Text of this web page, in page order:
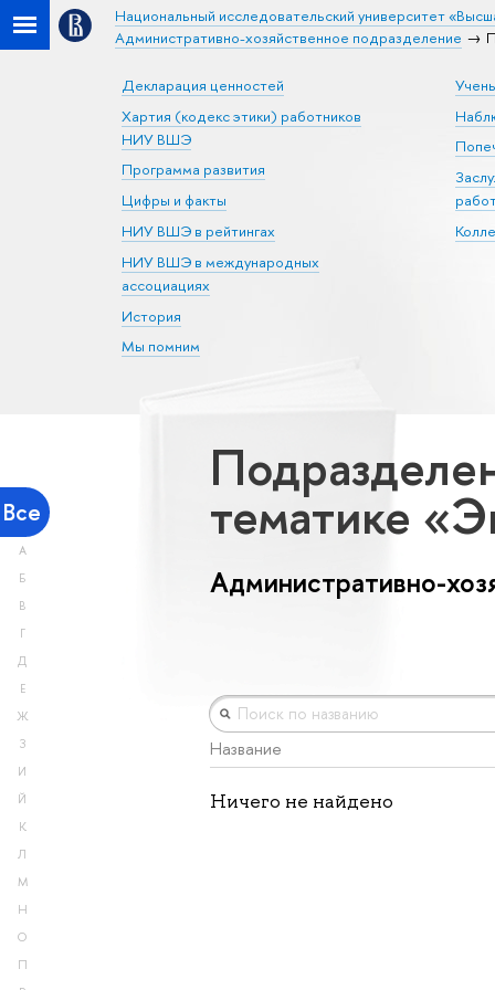
Национальный исследовательский университет
Административно-хозяйственное подразделение
Декларация ценностей
Хартия (кодекс этики) работников
НИУ ВШЭ
Программа развития
Цифры и факты
НИУ ВШЭ в рейтингах
НИУ ВШЭ в международных
ассоциациях
История
Мы помним
Все
А
Б
В
Г
Д
Е
Ж
З
И
Й
К
Л
М
Н
О
П
тематике
Административно-
Название
Ничего не найдено